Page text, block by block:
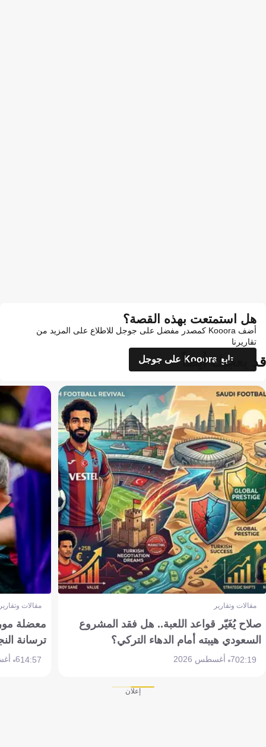
هل استمتعت بهذه القصة؟
أضف Kooora كمصدر مفضل على جوجل للاطلاع على المزيد من
تقاريرنا
تابع Kooora على جوجل
قد يعجبك أيضاً
مقالات وتقارير
صلاح يُغَيّر قواعد اللعبة.. هل فقد المشروع
السعودي هيبته أمام الدهاء التركي؟
02:197 أغسطس 2026
مقالات
معضلة
ترسانة
14:576 أغسطس 2026
إعلان